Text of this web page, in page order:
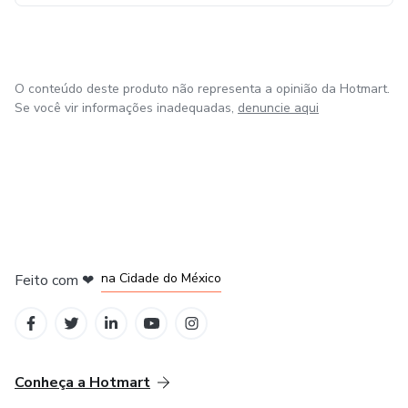
O conteúdo deste produto não representa a opinião da Hotmart.
Se você vir informações inadequadas, denuncie aqui
Feito com ❤ na Cidade do México
Conheça a Hotmart